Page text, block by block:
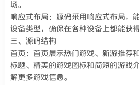
场。
响应式布局：源码采用响应式布局，
设备类型，确保在各种设备上都能获
三、源码结构
首页：首页展示热门游戏、新游推荐
标题、精美的游戏图标和简短的游戏
解更多游戏信息。